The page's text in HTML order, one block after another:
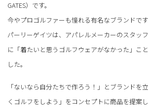
GATES）です。
今やプロゴルファーも憧れる有名なブランドです
パーリーゲイツは、アパレルメーカーのスタッ
に「着たいと思うゴルフウェアがなかった」こ
した。
「ないなら自分たちで作ろう！」とブランドを
くゴルフをしよう」をコンセプトに商品を提案し